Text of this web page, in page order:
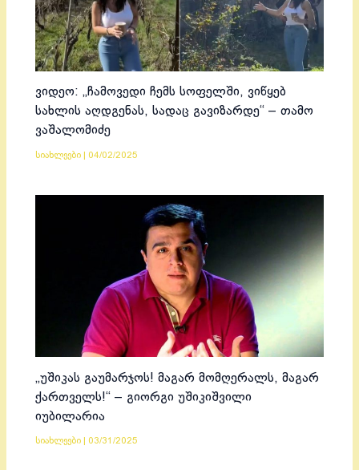
ვიდეო: „ჩამოვედი ჩემს სოფელში, ვიწყებ
სახლის აღდგენას, სადაც გავიზარდე“ – თამო
ვაშალომიძე
სიახლეები 04/02/2025
„უშიკას გაუმარჯოს! მაგარ მომღერალს, მაგარ
ქართველს!“ – გიორგი უშიკიშვილი
იუბილარია
სიახლეები 03/31/2025